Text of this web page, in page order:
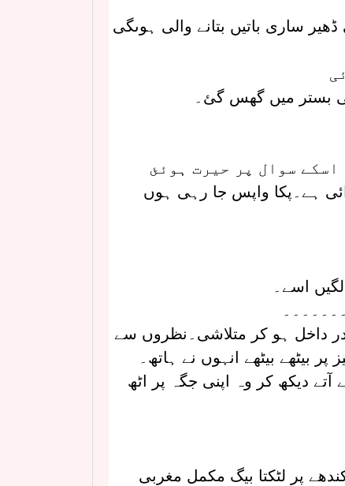
ساری باتیں بتانے والی ہوںگی
بستر میں گھس گئ۔
سوال پر حیرت ہوئئ
ہے۔پکا واپس جا رہی ہوں
اسے۔
داخل ہو کر متلاشی۔نظروں سے
بیٹھے بیٹھے انہوں نے ہاتھ۔
دیکھ کر وہ اپنی جگہ پر اٹھ
پر لٹکتا بیگ مکمل مغربی